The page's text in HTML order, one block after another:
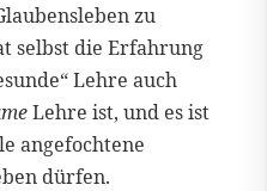
zu
selbst die Erfahrung
Lehre auch
Lehre ist, und es ist
angefochtene
dürfen.